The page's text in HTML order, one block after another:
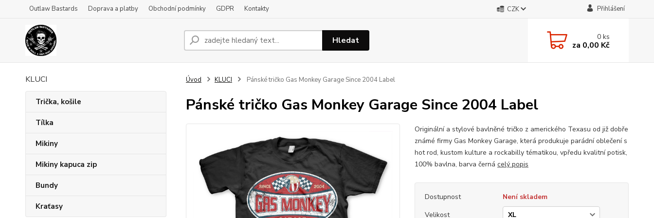
Outlaw Bastards Doprava a platby Obchodní podmínky GDPR Kontakty CZK Přihlášení
Hledat 0ks
za 0,00 Kč
KLUCI
Trička, košile
Tílka
Mikiny
Mikiny kapuca zip
Bundy
Kraťasy
Úvod KLUCI Pánské tričko Gas Monkey Garage Since 2004 Label
Pánské tričko Gas Monkey Garage Since 2004 Label
Originální a stylové bavlněné tričko z amerického Texasu od již dobře
známé firmy Gas Monkey Garage, která produkuje parádní oblečení s
hot rod, kustom kulture a rockabilly tématikou, vpředu kvalitní potisk,
100% bavlna, barva černá celý popis
Dostupnost
Není skladem
Velikost